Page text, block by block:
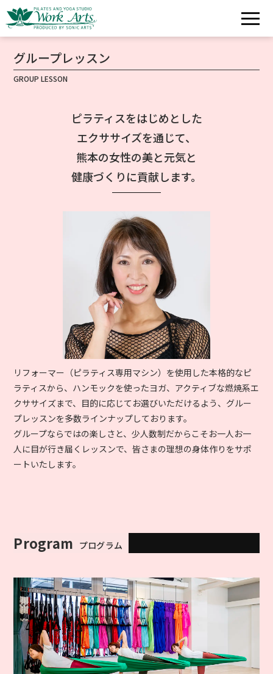
グループレッスン
GROUP LESSON
ピラティスをはじめとした
エクササイズを通じて、
熊本の女性の美と元気と
健康づくりに貢献します。
リフォーマー（ピラティス専用マシン）を使用した本格的なピ
ラティスから、ハンモックを使ったヨガ、アクティブな燃焼系エ
クササイズまで、目的に応じてお選びいただけるよう、グルー
プレッスンを多数ラインナップしております。
グループならではの楽しさと、少人数制だからこそお一人お一
人に目が行き届くレッスンで、皆さまの理想の身体作りをサポ
ートいたします。
Program プログラム